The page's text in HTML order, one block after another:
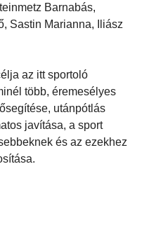
Barnabás,
Sastin Marianna, Iliász
az itt sportoló
több, éremesélyes
utánpótlás
javítása, a sport
és az ezekhez